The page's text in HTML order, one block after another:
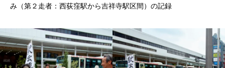
み（第２走者：西荻窪駅から吉祥寺駅区間）の記録